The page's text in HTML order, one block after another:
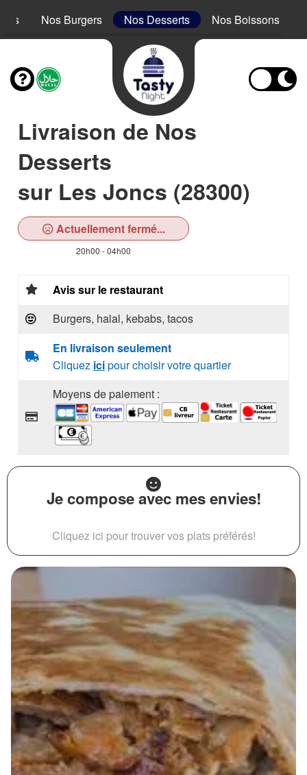
Nos Burgers Nos Desserts Nos Boissons
Livraison de Nos
Desserts
sur Les Joncs (28300)
Actuellement fermé...
20h00 - 04h00
Avis sur le restaurant
Burgers, halal, kebabs, tacos
En livraison seulement
Cliquez icipour choisir votre quartier
Moyens de paiement :
Je compose avec mes envies!
Cliquez ici pour trouver vos plats préférés!